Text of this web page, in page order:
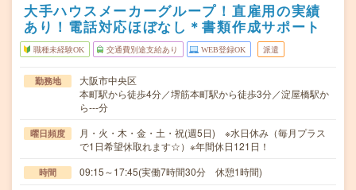
大手ハウスメーカーグループ！直雇用の実績
あり！電話対応ほぼなし＊書類作成サポート
職種未経験OK 交通費別途支給あり WEB登録OK 派遣
勤務地
大阪市中央区
本町駅から徒歩4分／堺筋本町駅から徒歩3分／淀屋橋駅か
ら---分
曜日頻度
月・火・木・金・土・祝(週5日) ※水日休み（毎月プラス
で1日希望休取れます☆）※年間休日121日！
時間 09:15～17:45(実働7時間30分 休憩1時間)